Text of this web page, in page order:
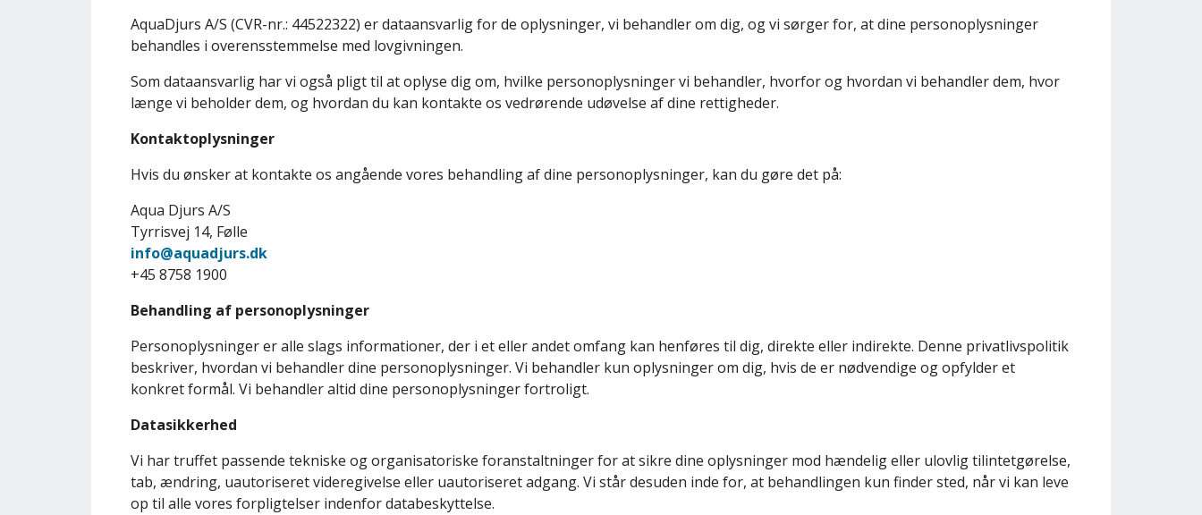
AquaDjurs A/S (CVR-nr.: 44522322) er dataansvarlig for de oplysninger, vi behandler om dig, og vi sørger for, at dine personoplysninger
behandles i overensstemmelse med lovgivningen.
Som dataansvarlig har vi også pligt til at oplyse dig om, hvilke personoplysninger vi behandler, hvorfor og hvordan vi behandler dem, hvor
længe vi beholder dem, og hvordan du kan kontakte os vedrørende udøvelse af dine rettigheder.
Kontaktoplysninger
Hvis du ønsker at kontakte os angående vores behandling af dine personoplysninger, kan du gøre det på:
Aqua Djurs A/S
Tyrrisvej 14, Følle
info@aquadjurs.dk
+45 8758 1900
Behandling af personoplysninger
Personoplysninger er alle slags informationer, der i et eller andet omfang kan henføres til dig, direkte eller indirekte. Denne privatlivspolitik
beskriver, hvordan vi behandler dine personoplysninger. Vi behandler kun oplysninger om dig, hvis de er nødvendige og opfylder et
konkret formål. Vi behandler altid dine personoplysninger fortroligt.
Datasikkerhed
Vi har truffet passende tekniske og organisatoriske foranstaltninger for at sikre dine oplysninger mod hændelig eller ulovlig tilintetgørelse,
tab, ændring, uautoriseret videregivelse eller uautoriseret adgang. Vi står desuden inde for, at behandlingen kun finder sted, når vi kan leve
op til alle vores forpligtelser indenfor databeskyttelse.